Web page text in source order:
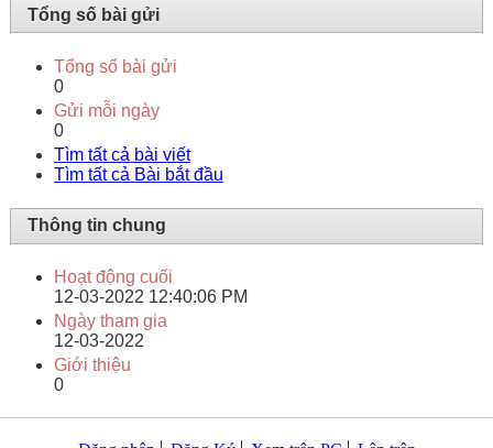
Tổng số bài gửi
Tổng số bài gửi
0
Gửi mỗi ngày
0
Tìm tất cả bài viết
Tìm tất cả Bài bắt đầu
Thông tin chung
Hoạt động cuối
12-03-2022 12:40:06 PM
Ngày tham gia
12-03-2022
Giới thiệu
0